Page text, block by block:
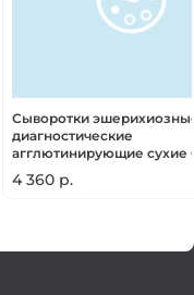
Сыворотки
диагностические
агглютинирующие сухие
типовые
4 360 р.